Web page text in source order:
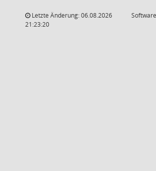
Letzte Änderung: 06.08.2026
21:23:20